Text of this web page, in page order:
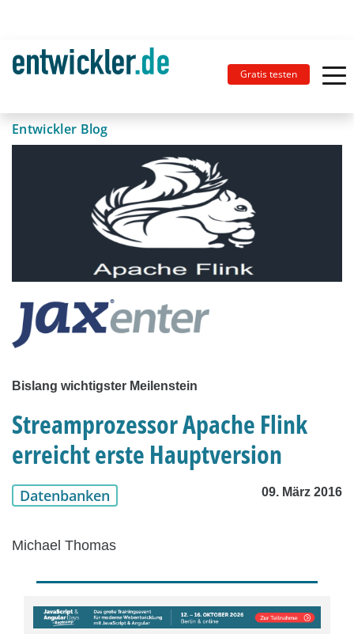
Gratis testen
Entwickler Blog
Bislang wichtigster Meilenstein
Streamprozessor Apache Flink
erreicht erste Hauptversion
Datenbanken 09. März 2016
Michael Thomas